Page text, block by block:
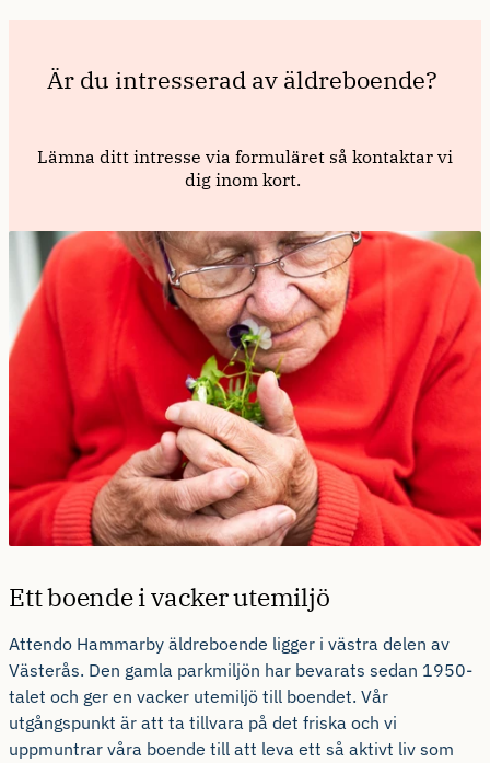
Ett boende i vacker utemiljö
Attendo Hammarby äldreboende ligger i västra delen av
Västerås. Den gamla parkmiljön har bevarats sedan 1950-
talet och ger en vacker utemiljö till boendet. Vår
utgångspunkt är att ta tillvara på det friska och vi
uppmuntrar våra boende till att leva ett så aktivt liv som